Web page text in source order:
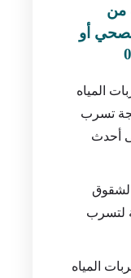
المياه
تسرب
أحدث